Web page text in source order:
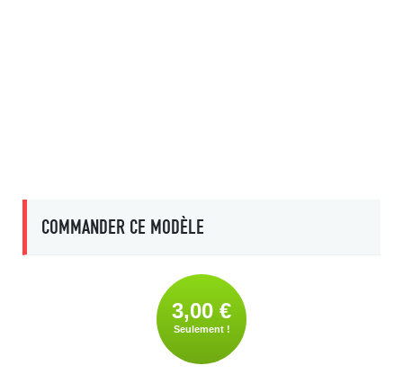
COMMANDER CE MODÈLE
3,00 €
Seulement !